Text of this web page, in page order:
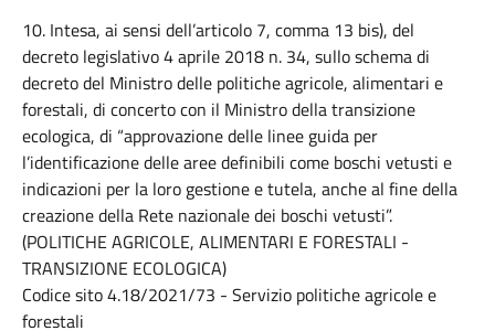
10. Intesa, ai sensi dell’articolo 7, comma 13 bis), del
decreto legislativo 4 aprile 2018 n. 34, sullo schema di
decreto del Ministro delle politiche agricole, alimentari e
forestali, di concerto con il Ministro della transizione
ecologica, di “approvazione delle linee guida per
l’identificazione delle aree definibili come boschi vetusti e
indicazioni per la loro gestione e tutela, anche al fine della
creazione della Rete nazionale dei boschi vetusti”.
(POLITICHE AGRICOLE, ALIMENTARI E FORESTALI -
TRANSIZIONE ECOLOGICA)
Codice sito 4.18/2021/73 - Servizio politiche agricole e
forestali